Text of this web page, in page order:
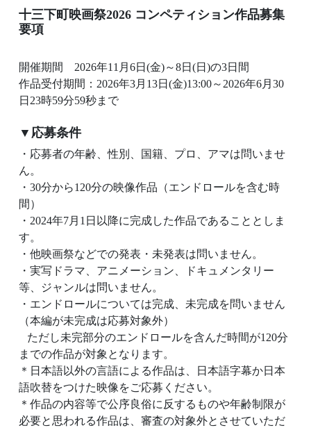
十三下町映画祭2026 コンペティション作品募集
要項
開催期間 2026年11月6日(金)～8日(日)の3日間
作品受付期間：2026年3月13日(金)13:00～2026年6月30
日23時59分59秒まで
▼応募条件
・応募者の年齢、性別、国籍、プロ、アマは問いませ
ん。
・30分から120分の映像作品（エンドロールを含む時
間）
・2024年7月1日以降に完成した作品であることとしま
す。
・他映画祭などでの発表・未発表は問いません。
・実写ドラマ、アニメーション、ドキュメンタリー
等、ジャンルは問いません。
・エンドロールについては完成、未完成を問いません
（本編が未完成は応募対象外）
ただし未完部分のエンドロールを含んだ時間が120分
までの作品が対象となります。
＊日本語以外の言語による作品は、日本語字幕か日本
語吹替をつけた映像をご応募ください。
＊作品の内容等で公序良俗に反するものや年齢制限が
必要と思われる作品は、審査の対象外とさせていただ